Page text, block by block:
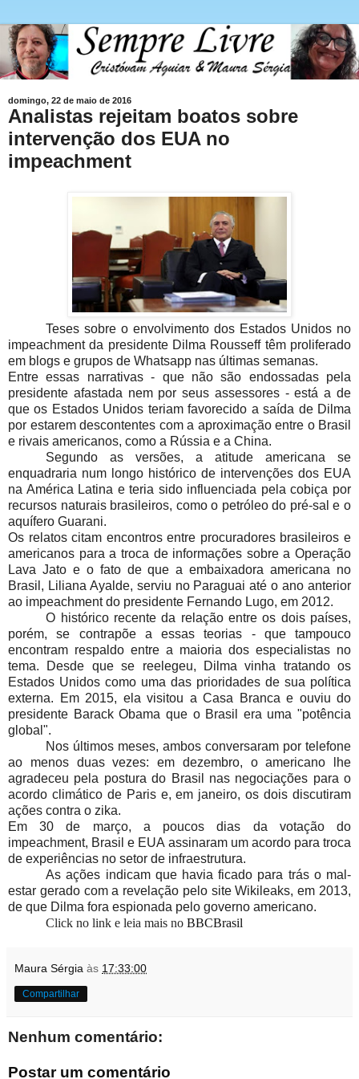
domingo, 22 de maio de 2016
Analistas rejeitam boatos sobre
intervenção dos EUA no
impeachment
Teses sobre o envolvimento dos Estados Unidos no
impeachment da presidente Dilma Rousseff têm proliferado
em blogs e grupos de Whatsapp nas últimas semanas.
Entre essas narrativas - que não são endossadas pela
presidente afastada nem por seus assessores - está a de
que os Estados Unidos teriam favorecido a saída de Dilma
por estarem descontentes com a aproximação entre o Brasil
e rivais americanos, como a Rússia e a China.
Segundo as versões, a atitude americana se
enquadraria num longo histórico de intervenções dos EUA
na América Latina e teria sido influenciada pela cobiça por
recursos naturais brasileiros, como o petróleo do pré-sal e o
aquífero Guarani.
Os relatos citam encontros entre procuradores brasileiros e
americanos para a troca de informações sobre a Operação
Lava Jato e o fato de que a embaixadora americana no
Brasil, Liliana Ayalde, serviu no Paraguai até o ano anterior
ao impeachment do presidente Fernando Lugo, em 2012.
O histórico recente da relação entre os dois países,
porém, se contrapõe a essas teorias - que tampouco
encontram respaldo entre a maioria dos especialistas no
tema. Desde que se reelegeu, Dilma vinha tratando os
Estados Unidos como uma das prioridades de sua política
externa. Em 2015, ela visitou a Casa Branca e ouviu do
presidente Barack Obama que o Brasil era uma "potência
global".
Nos últimos meses, ambos conversaram por telefone
ao menos duas vezes: em dezembro, o americano lhe
agradeceu pela postura do Brasil nas negociações para o
acordo climático de Paris e, em janeiro, os dois discutiram
ações contra o zika.
Em 30 de março, a poucos dias da votação do
impeachment, Brasil e EUA assinaram um acordo para troca
de experiências no setor de infraestrutura.
As ações indicam que havia ficado para trás o mal-
estar gerado com a revelação pelo site Wikileaks, em 2013,
de que Dilma fora espionada pelo governo americano.
Click no link e leia mais noBBCBrasil
Maura Sérgia às 17:33:00
Compartilhar
Nenhum comentário:
Postar um comentário